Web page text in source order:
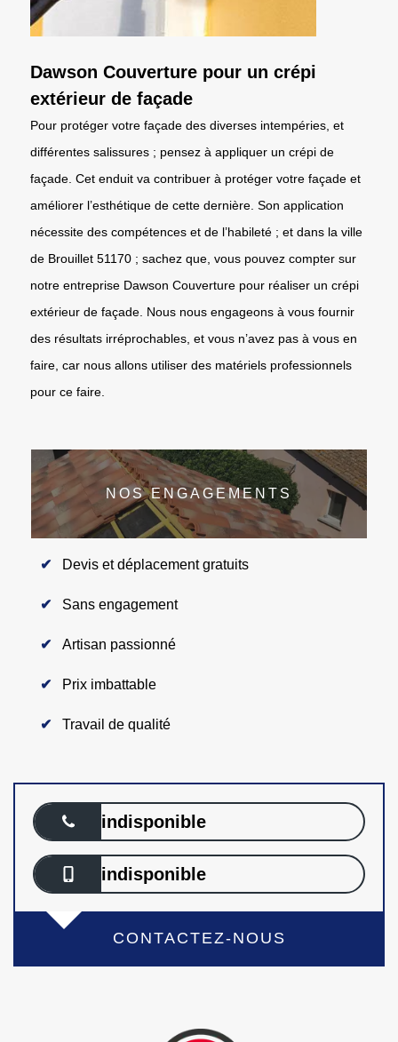
Dawson Couverture pour un crépi
extérieur de façade
Pour protéger votre façade des diverses intempéries, et
différentes salissures ; pensez à appliquer un crépi de
façade. Cet enduit va contribuer à protéger votre façade et
améliorer l’esthétique de cette dernière. Son application
nécessite des compétences et de l’habileté ; et dans la ville
de Brouillet 51170 ; sachez que, vous pouvez compter sur
notre entreprise Dawson Couverture pour réaliser un crépi
extérieur de façade. Nous nous engageons à vous fournir
des résultats irréprochables, et vous n’avez pas à vous en
faire, car nous allons utiliser des matériels professionnels
pour ce faire.
NOS ENGAGEMENTS
Devis et déplacement gratuits
Sans engagement
Artisan passionné
Prix imbattable
Travail de qualité
indisponible
indisponible
CONTACTEZ-NOUS